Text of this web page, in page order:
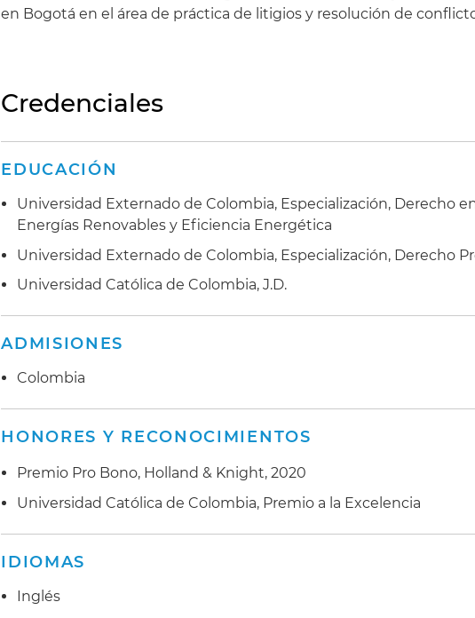
en Bogotá en el área de práctica de litigios y resolución de
Credenciales
EDUCACIÓN
Universidad Externado de Colombia, Especialización, Derecho
Energías Renovables y Eficiencia Energética
Universidad Externado de Colombia, Especialización, Derecho
Universidad Católica de Colombia, J.D.
ADMISIONES
Colombia
HONORES Y RECONOCIMIENTOS
Premio Pro Bono, Holland & Knight, 2020
Universidad Católica de Colombia, Premio a la Excelencia
IDIOMAS
Inglés